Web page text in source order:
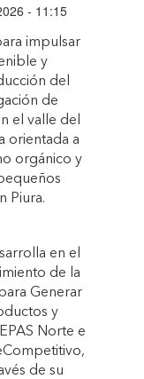
- 11:15
impulsar
y
del
de
el valle del
orientada a
orgánico y
Piura.
en el
de la
Generar
y
Norte e
de su